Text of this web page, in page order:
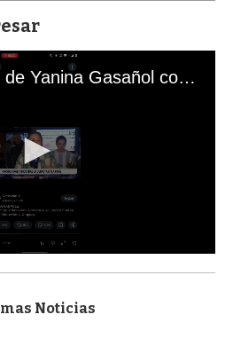
El mal momento de Yanina Gasañol con un hincha argentino en "Subrayado"
Noticias